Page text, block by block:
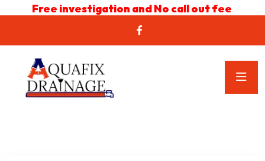
Free investigation and No call out fee